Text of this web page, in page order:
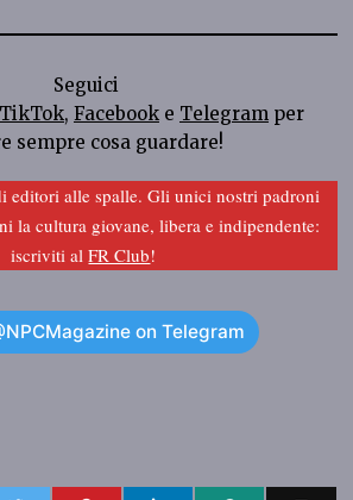
Seguici
TikTok, Facebooke Telegram per
sempre cosa guardare!
editori alle spalle. Gli unici nostri padroni
la cultura giovane, libera e indipendente:
iscriviti alFR Club!
on Telegram